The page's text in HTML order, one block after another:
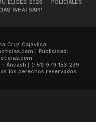
ELIGES 2026
POLICIALES
WHATSAPP
Cruz Cajavilca
| Publicidad:
Áncash | (+51) 979 153 239
los derechos reservados.